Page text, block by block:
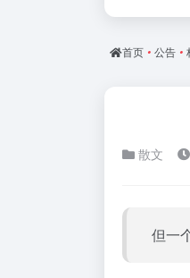
首页 • 公告 •
散文
但一